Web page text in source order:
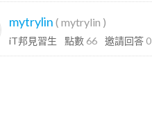
mytrylin ( mytrylin )
iT邦見習生 點數 66 邀請回答 0